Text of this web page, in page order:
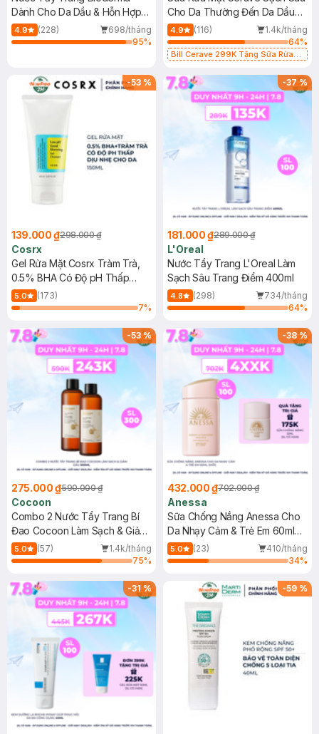
Dành Cho Da Dầu & Hỗn Hợp
500ml
4.9 (228)
698/tháng
95%
Cho Da Thường Đến Da Dầu
473ml
4.9 (116)
1.4k/tháng
64%
Bill Cerave 299K Tặng Sữa Rửa
-53 %
139.000 ₫298.000 ₫
Cosrx
Gel Rửa Mặt Cosrx Tràm Trà,
0.5% BHA Có Độ pH Thấp
150ml
5.0
(173)
7%
-37%
181.000 ₫289.000 ₫
L'Oreal
Nước Tẩy Trang L'Oreal Làm
Sạch Sâu Trang Điểm 400ml
4.8 (298)
734/tháng
64%
-53%
275.000 ₫590.000 ₫
Cocoon
Combo 2 Nước Tẩy Trang Bí
Đao Cocoon Làm Sạch & Giảm
Dầu 500ml
5.0 (57)
1.4k/tháng
75%
-38%
432.000 ₫702.000 ₫
Anessa
Sữa Chống Nắng Anessa Cho
Da Nhạy Cảm & Trẻ Em 60ml
(Mới)
5.0 (23)
410/tháng
34%
-31% -59 %